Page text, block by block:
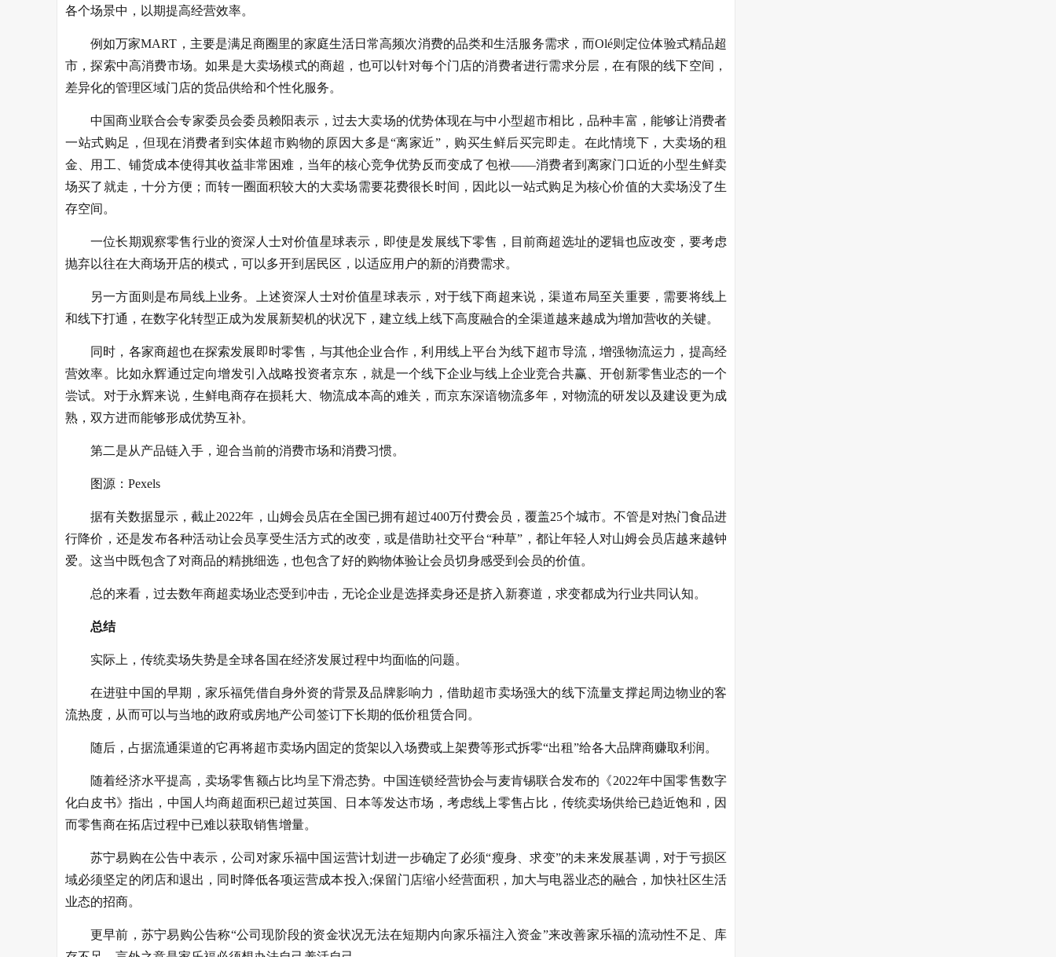
各个场景中，以期提高经营效率。
例如万家MART，主要是满足商圈里的家庭生活日常高频次消费的品类和生活服务需求，而Olé则定位体验式精品超
市，探索中高消费市场。如果是大卖场模式的商超，也可以针对每个门店的消费者进行需求分层，在有限的线下空间，
差异化的管理区域门店的货品供给和个性化服务。
中国商业联合会专家委员会委员赖阳表示，过去大卖场的优势体现在与中小型超市相比，品种丰富，能够让消费者
一站式购足，但现在消费者到实体超市购物的原因大多是“离家近”，购买生鲜后买完即走。在此情境下，大卖场的租
金、用工、铺货成本使得其收益非常困难，当年的核心竞争优势反而变成了包袱——消费者到离家门口近的小型生鲜卖
场买了就走，十分方便；而转一圈面积较大的大卖场需要花费很长时间，因此以一站式购足为核心价值的大卖场没了生
存空间。
一位长期观察零售行业的资深人士对价值星球表示，即使是发展线下零售，目前商超选址的逻辑也应改变，要考虑
抛弃以往在大商场开店的模式，可以多开到居民区，以适应用户的新的消费需求。
另一方面则是布局线上业务。上述资深人士对价值星球表示，对于线下商超来说，渠道布局至关重要，需要将线上
和线下打通，在数字化转型正成为发展新契机的状况下，建立线上线下高度融合的全渠道越来越成为增加营收的关键。
同时，各家商超也在探索发展即时零售，与其他企业合作，利用线上平台为线下超市导流，增强物流运力，提高经
营效率。比如永辉通过定向增发引入战略投资者京东，就是一个线下企业与线上企业竞合共赢、开创新零售业态的一个
尝试。对于永辉来说，生鲜电商存在损耗大、物流成本高的难关，而京东深谙物流多年，对物流的研发以及建设更为成
熟，双方进而能够形成优势互补。
第二是从产品链入手，迎合当前的消费市场和消费习惯。
图源：Pexels
据有关数据显示，截止2022年，山姆会员店在全国已拥有超过400万付费会员，覆盖25个城市。不管是对热门食品进
行降价，还是发布各种活动让会员享受生活方式的改变，或是借助社交平台“种草”，都让年轻人对山姆会员店越来越钟
爱。这当中既包含了对商品的精挑细选，也包含了好的购物体验让会员切身感受到会员的价值。
总的来看，过去数年商超卖场业态受到冲击，无论企业是选择卖身还是挤入新赛道，求变都成为行业共同认知。
总结
实际上，传统卖场失势是全球各国在经济发展过程中均面临的问题。
在进驻中国的早期，家乐福凭借自身外资的背景及品牌影响力，借助超市卖场强大的线下流量支撑起周边物业的客
流热度，从而可以与当地的政府或房地产公司签订下长期的低价租赁合同。
随后，占据流通渠道的它再将超市卖场内固定的货架以入场费或上架费等形式拆零“出租”给各大品牌商赚取利润。
随着经济水平提高，卖场零售额占比均呈下滑态势。中国连锁经营协会与麦肯锡联合发布的《2022年中国零售数字
化白皮书》指出，中国人均商超面积已超过英国、日本等发达市场，考虑线上零售占比，传统卖场供给已趋近饱和，因
而零售商在拓店过程中已难以获取销售增量。
苏宁易购在公告中表示，公司对家乐福中国运营计划进一步确定了必须“瘦身、求变”的未来发展基调，对于亏损区
域必须坚定的闭店和退出，同时降低各项运营成本投入;保留门店缩小经营面积，加大与电器业态的融合，加快社区生活
业态的招商。
更早前，苏宁易购公告称“公司现阶段的资金状况无法在短期内向家乐福注入资金”来改善家乐福的流动性不足、库